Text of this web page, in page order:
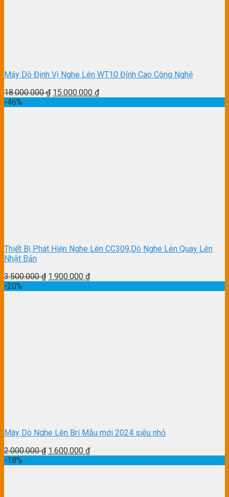
Máy Dò Định Vị Nghe Lén WT10 Đỉnh Cao Công Nghệ
18.000.000₫ 15.000.000 ₫
-46%
Thiết Bị Phát Hiện Nghe Lén CC309,Dò Nghe Lén Quay Lén
Nhật Bản
3.500.000₫ 1.900.000 ₫
-20%
Máy Dò Nghe Lén Bri Mẫu mới 2024 siêu nhỏ
2.000.000₫ 1.600.000 ₫
-18%